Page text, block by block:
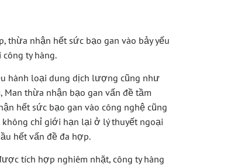
nhận hết sức bạo gan vào bảy yếu
ty hàng.
hành loại dung dịch lượng cũng như
Man thừa nhận bạo gan vấn đề tầm
hết sức bạo gan vào công nghệ cũng
chỉ giới hạn lại ở lý thuyết ngoại
hết vấn đề đa hợp.
tích hợp nghiêm nhặt, công ty hàng